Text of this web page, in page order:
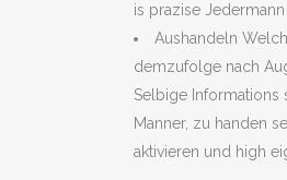
is prazise
Aushandeln
demzufolge nach
Selbige Informations
Manner, zu handen
aktivieren und high